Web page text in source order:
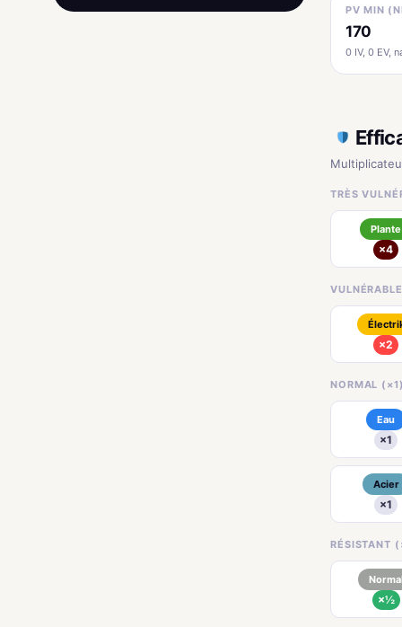
PV MIN
170
0 IV, 0 EV,
TRÈS
Plante
×4
×2
NORMAL
Eau
×1
Acier
×1
RÉSISTANT
×½